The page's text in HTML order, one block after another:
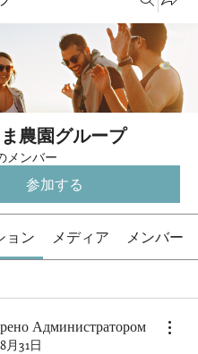
農園グループ
メンバー
参加する
ョン メディア メンバー
Администратором
月31日